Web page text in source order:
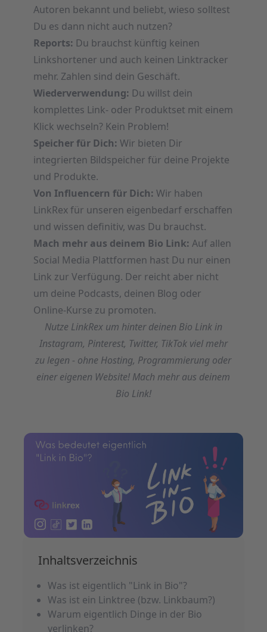
Autoren bekannt und beliebt, wieso solltest
Du es dann nicht auch nutzen?
Reports: Du brauchst künftig keinen
Linkshortener und auch keinen Linktracker
mehr. Zahlen sind dein Geschäft.
Wiederverwendung: Du willst dein
komplettes Link- oder Produktset mit einem
Klick wechseln? Kein Problem!
Speicher für Dich: Wir bieten Dir
integrierten Bildspeicher für deine Projekte
und Produkte.
Von Influencern für Dich: Wir haben
LinkRex für unseren eigenbedarf erschaffen
und wissen definitiv, was Du brauchst.
Mach mehr aus deinem Bio Link: Auf allen
Social Media Plattformen hast Du nur einen
Link zur Verfügung. Der reicht aber nicht
um deine Podcasts, deinen Blog oder
Online-Kurse zu promoten.
Nutze LinkRex um hinter deinen Bio Link in
Instagram, Pinterest, Twitter, TikTok viel mehr
zu legen - ohne Hosting, Programmierung oder
einer eigenen Website! Mach mehr aus deinem
Bio Link!
Inhaltsverzeichnis
Was ist eigentlich "Link in Bio"?
Was ist ein Linktree (bzw. Linkbaum?)
Warum eigentlich Dinge in der Bio
verlinken?